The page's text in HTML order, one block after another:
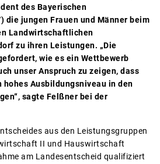
des Bayerischen
die jungen Frauen und Männer beim
Landwirtschaftlichen
zu ihren Leistungen. „Die
wie es ein Wettbewerb
unser Anspruch zu zeigen, dass
hohes Ausbildungsniveau in den
sagte Felßner bei der
aus den Leistungsgruppen
II und Hauswirtschaft
am Landesentscheid qualifiziert